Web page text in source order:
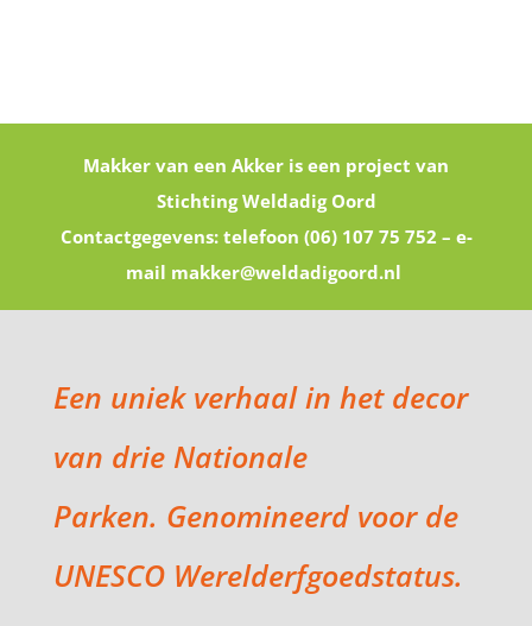
Makker van een Akker is een project van
Stichting Weldadig Oord
Contactgegevens: telefoon (06) 107 75 752 – e-
mail makker@weldadigoord.nl
Een uniek verhaal in het decor
van drie Nationale
Parken. Genomineerd voor de
UNESCO Werelderfgoedstatus.